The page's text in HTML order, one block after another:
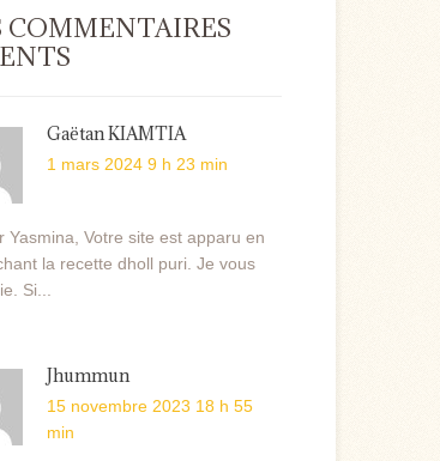
COMMENTAIRES
Gaëtan KIAMTIA
1 mars 2024 9 h 23 min
Yasmina, Votre site est apparu en
la recette dholl puri. Je vous
Si...
Jhummun
15 novembre 2023 18 h 55
min